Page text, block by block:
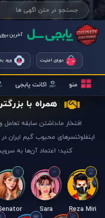
آخرین
دوره‌ی امنیت ورود
منو اکانت پابجی
همراه با
افتخار ما،داشتن سابقه تعامل
اینفلوئنسرهای محبوب گیم ایران
کنید؛ اعتماد آن‌ها به
Reza Miri
Sara